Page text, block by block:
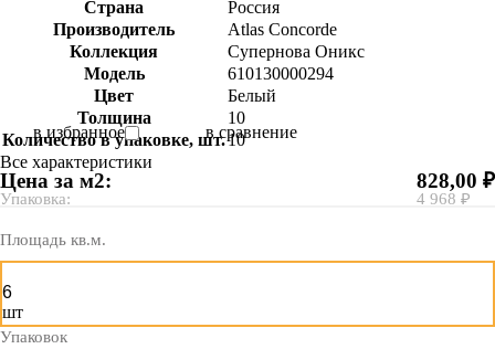
Страна
Россия
Производитель
Atlas Concorde
Коллекция
Супернова Оникс
Модель
610130000294
Цвет
Белый
Толщина
10
Количество в упаковке, шт.10
Все характеристики
в избранное в сравнение
Цена за м2:
Упаковка:
828,00 ₽
4 968 ₽
Площадь кв.м.
шт
Упаковок